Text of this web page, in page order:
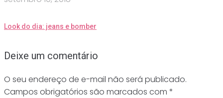
Look do dia: jeans e bomber
Deixe um comentário
O seu endereço de e-mail não será publicado.
Campos obrigatórios são marcados com *